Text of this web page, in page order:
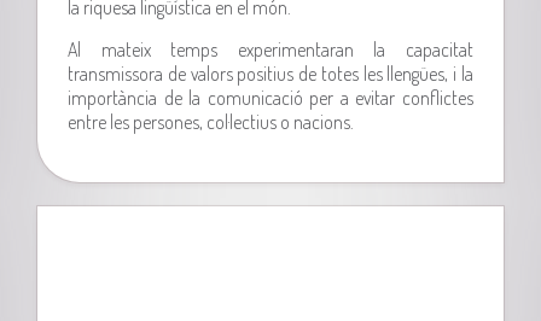
la riquesa lingüística en el món.
Al mateix temps experimentaran la capacitat
transmissora de valors positius de totes les llengües, i la
importància de la comunicació per a evitar conflictes
entre les persones, col·lectius o nacions.